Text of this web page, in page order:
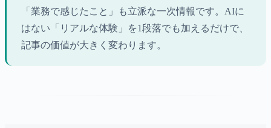
「業務で感じたこと」も立派な一次情報です。AIに
はない「リアルな体験」を1段落でも加えるだけで、
記事の価値が大きく変わります。